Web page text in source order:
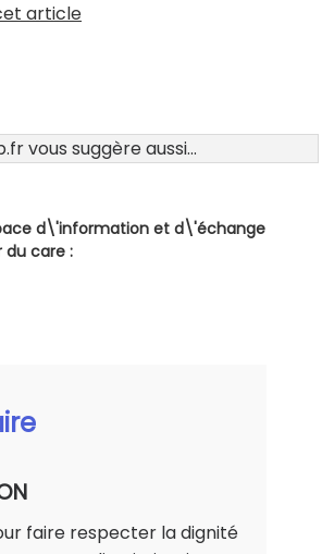
article
vous suggère aussi...
d\'information et d\'échange
du care :
faire respecter la dignité